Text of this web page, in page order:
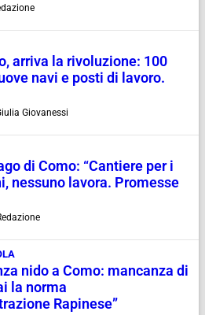
arriva la rivoluzione: 100
navi e posti di lavoro.
Giovanessi
di Como: “Cantiere per i
nessuno lavora. Promesse
nido a Como: mancanza di
la norma
Rapinese”